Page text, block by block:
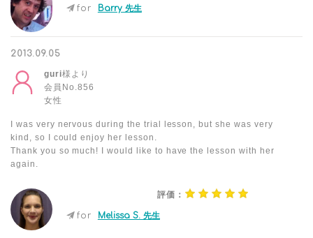
for Barry 先生
2013.09.05
guri様より
会員No.856
女性
I was very nervous during the trial lesson, but she was very
kind, so I could enjoy her lesson.
Thank you so much! I would like to have the lesson with her
again.
評価：
for Melissa S. 先生